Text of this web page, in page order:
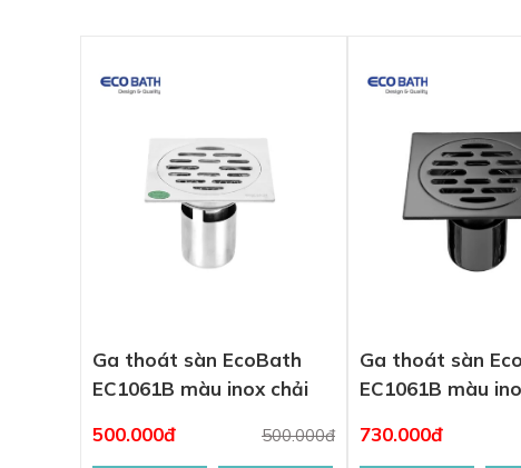
Ga thoát sàn EcoBath
EC1061B màu inox chải
500.000đ
500.000đ
Ga thoát sàn
EC1061B màu
730.000đ